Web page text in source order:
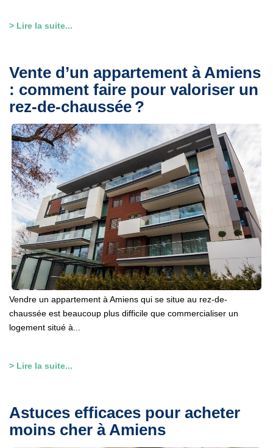
> Lire la suite...
Vente d’un appartement à Amiens
: comment faire pour valoriser un
rez-de-chaussée ?
Vendre un appartement à Amiens qui se situe au rez-de-
chaussée est beaucoup plus difficile que commercialiser un
logement situé à...
> Lire la suite...
Astuces efficaces pour acheter
moins cher à Amiens